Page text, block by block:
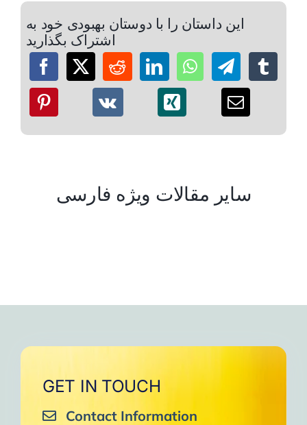
این داستان را با دوستان بهبودی خود به
اشتراک بگذارید
سایر مقالات ویژه فارسی
GET IN TOUCH
Contact Information